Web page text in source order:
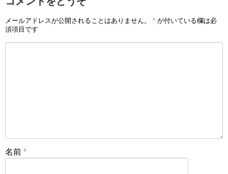
メールアドレスが公開されることはありません。 * が付いている欄は必
須項目です
名前 *